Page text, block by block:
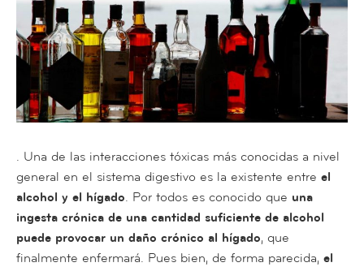
. Una de las interacciones tóxicas más conocidas a nivel
general en el sistema digestivo es la existente entre el
alcohol y el hígado. Por todos es conocido que una
ingesta crónica de una cantidad suficiente de alcohol
puede provocar un daño crónico al hígado, que
finalmente enfermará. Pues bien, de forma parecida, el